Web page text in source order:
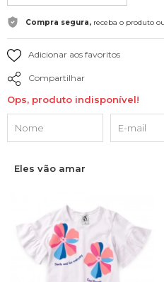
Compra segura, receba o produto
Adicionar aos favoritos
Compartilhar
Ops, produto indisponível!
Eles vão amar